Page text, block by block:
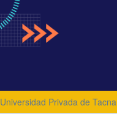
Universidad Privada de Tacna